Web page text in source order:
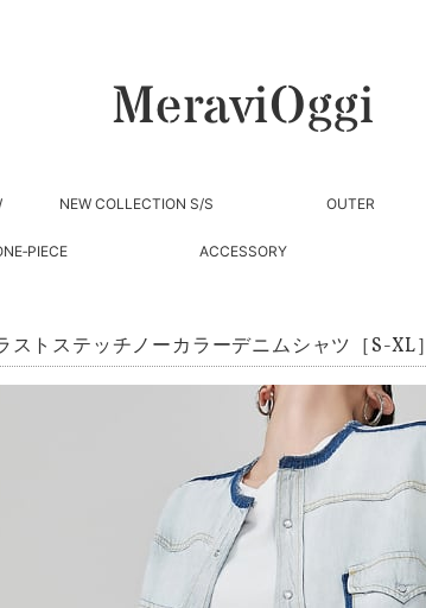
NEW COLLECTION S/S OUTER
ACCESSORY
ストステッチノーカラーデニムシャツ［S-XL］